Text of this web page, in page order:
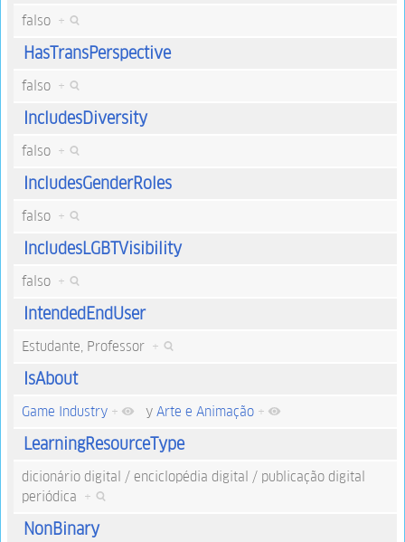
falso +
HasTransPerspective
falso +
IncludesDiversity
falso +
IncludesGenderRoles
falso +
IncludesLGBTVisibility
falso +
IntendedEndUser
Estudante, Professor +
IsAbout
Game Industry + y Arte e Animação +
LearningResourceType
dicionário digital / enciclopédia digital / publicação digital
periódica +
NonBinary